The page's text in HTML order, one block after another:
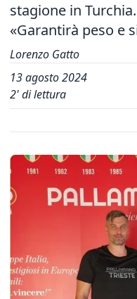
stagione in Turchia.
«Garantirà peso e
Lorenzo Gatto
13 agosto 2024
2' di lettura